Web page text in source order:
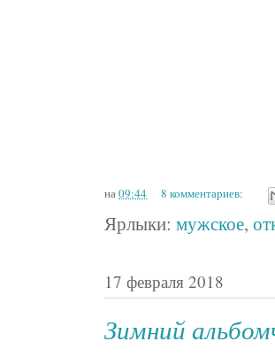
на09:44 8 комментариев:
Ярлыки: мужское,
17 февраля 2018
Зимний